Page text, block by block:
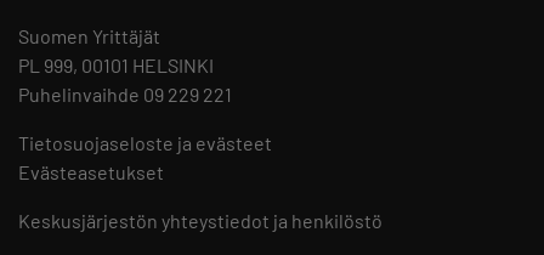
Suomen Yrittäjät
PL 999, 00101 HELSINKI
Puhelinvaihde 09 229 221
Tietosuojaseloste ja evästeet
Evästeasetukset
Keskusjärjestön yhteystiedot ja henkilöstö